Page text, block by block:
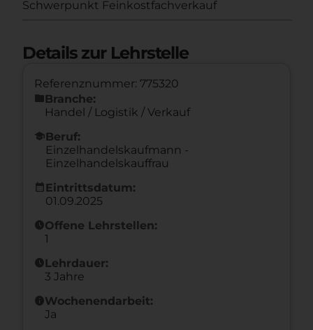
Schwerpunkt Feinkostfachverkauf
Details zur Lehrstelle
Referenznummer: 775320
folderBranche:
Handel / Logistik / Verkauf
schoolBeruf:
Einzelhandelskaufmann -
Einzelhandelskauffrau
calendar_month Eintrittsdatum:
01.09.2025
scheduleOffene Lehrstellen:
1
scheduleLehrdauer:
3 Jahre
infoWochenendarbeit:
Ja